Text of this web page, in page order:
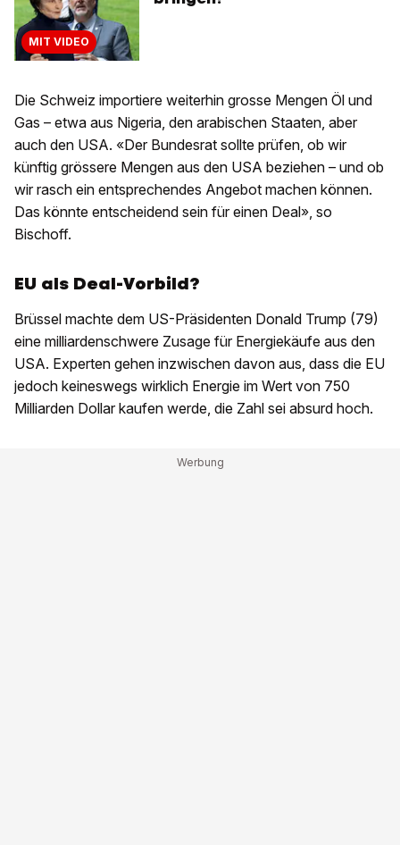
MIT VIDEO
Die Schweiz importiere weiterhin grosse Mengen Öl und
Gas – etwa aus Nigeria, den arabischen Staaten, aber
auch den USA. «Der Bundesrat sollte prüfen, ob wir
künftig grössere Mengen aus den USA beziehen – und ob
wir rasch ein entsprechendes Angebot machen können.
Das könnte entscheidend sein für einen Deal», so
Bischoff.
EU als Deal-Vorbild?
Brüssel machte dem US-Präsidenten Donald Trump (79)
eine milliardenschwere Zusage für Energiekäufe aus den
USA. Experten gehen inzwischen davon aus, dass die EU
jedoch keineswegs wirklich Energie im Wert von 750
Milliarden Dollar kaufen werde, die Zahl sei absurd hoch.